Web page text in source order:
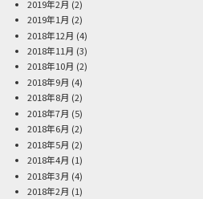
2019年2月 (2)
2019年1月 (2)
2018年12月 (4)
2018年11月 (3)
2018年10月 (2)
2018年9月 (4)
2018年8月 (2)
2018年7月 (5)
2018年6月 (2)
2018年5月 (2)
2018年4月 (1)
2018年3月 (4)
2018年2月 (1)